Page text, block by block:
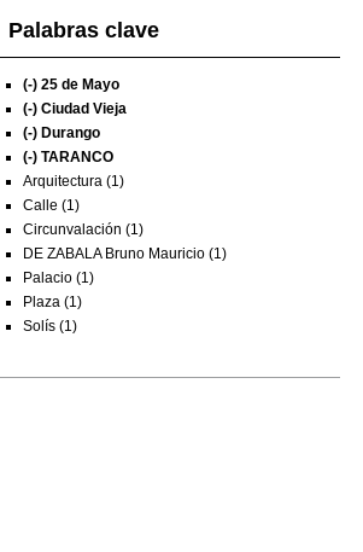
Palabras clave
(-) 25 de Mayo
(-) Ciudad Vieja
(-) Durango
(-) TARANCO
Arquitectura (1)
Calle (1)
Circunvalación (1)
DE ZABALA Bruno Mauricio (1)
Palacio (1)
Plaza (1)
Solís (1)